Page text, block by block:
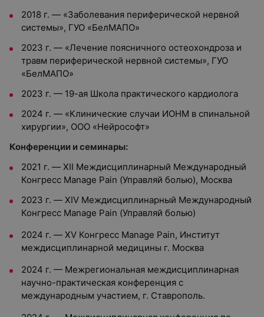
2018 г. — «Заболевания периферической нервной
системы», ГУО «БелМАПО»
2023 г. — «Лечение поясничного остеохондроза и
травм периферической нервной системы», ГУО
«БелМАПО»
2023 г. — 19-ая Школа практического кардиолога
2024 г. — «Клинические случаи ИОНМ в спинальной
хирургии», ООО «Нейрософт»
Конференции и семинары:
2021 г. — XII Междисциплинарный Международный
Конгресс Manage Pain (Управляй болью), Москва
2023 г. — XIV Междисциплинарный Международный
Конгресс Manage Pain (Управляй болью)
2024 г. — XV Конгресс Manage Pain, Институт
междисциплинарной медицины г. Москва
2024 г. — Межрегиональная междисциплинарная
научно-практическая конференция с
международным участием, г. Ставрополь.